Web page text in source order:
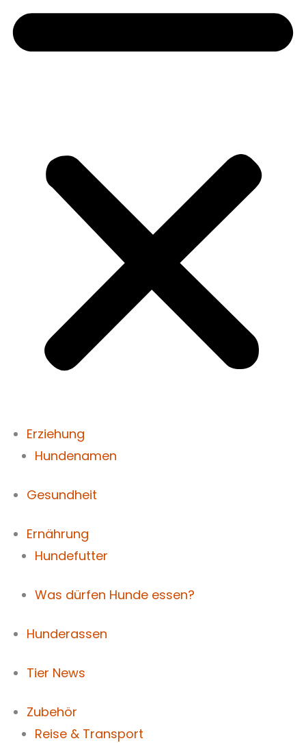
Erziehung
Hundenamen
Gesundheit
Ernährung
Hundefutter
Was dürfen Hunde essen?
Hunderassen
Tier News
Zubehör
Reise & Transport